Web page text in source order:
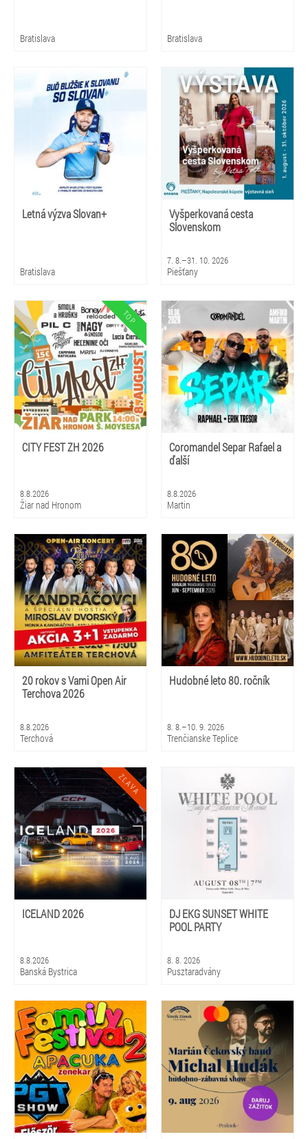
Bratislava Bratislava
Letná výzva Slovan+
Bratislava
Vyšperkovaná cesta
Slovenskom
7. 8.–31. 10. 2026
Piešťany
CITY FEST ZH 2026
8.8.2026
Žiar nad Hronom
Coromandel Separ Rafael a
ďalší
8.8.2026
Martin
20 rokov s Vami Open Air
Terchova 2026
8.8.2026
Terchová
Hudobné leto 80. ročník
8. 8.–10. 9. 2026
Trenčianske Teplice
ICELAND 2026
8.8.2026
Banská Bystrica
DJ EKG SUNSET WHITE
POOL PARTY
8. 8. 2026
Pusztaradvány